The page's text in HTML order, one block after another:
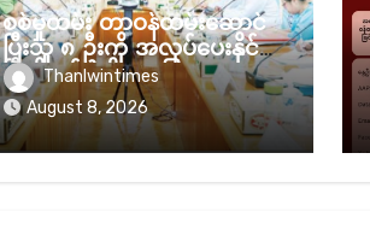
စစ်မှုထမ်း တာဝန်ထမ်းဆောင်
ပြီးသူ ၈ ဦးကို အလုပ်ပေးနိုင်ခဲ့
ပြီလို့ စစ်အစိုးရ ပြော
Thanlwintimes
August 8, 2026